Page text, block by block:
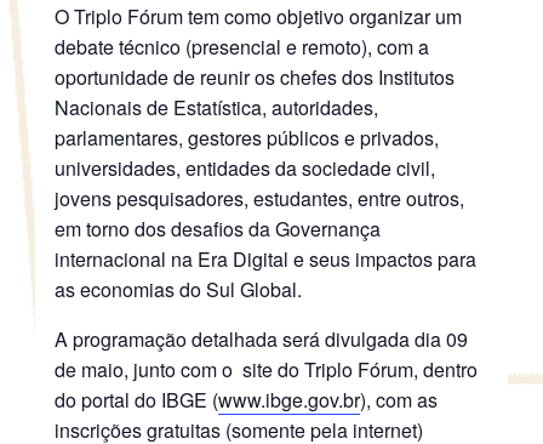
O Triplo Fórum tem como objetivo organizar um
debate técnico (presencial e remoto), com a
oportunidade de reunir os chefes dos Institutos
Nacionais de Estatística, autoridades,
parlamentares, gestores públicos e privados,
universidades, entidades da sociedade civil,
jovens pesquisadores, estudantes, entre outros,
em torno dos desafios da Governança
internacional na Era Digital e seus impactos para
as economias do Sul Global.
A programação detalhada será divulgada dia 09
de maio, junto com o site do Triplo Fórum, dentro
do portal do IBGE (www.ibge.gov.br), com as
inscrições gratuitas (somente pela internet)